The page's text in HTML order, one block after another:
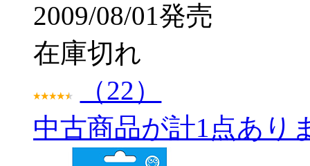
2009/08/01発売
在庫切れ
（22）
中古商品が計1点あり